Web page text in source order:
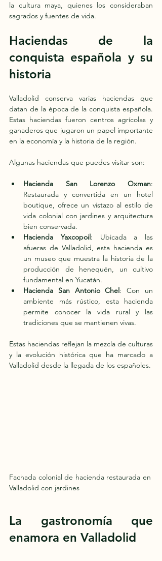
la cultura maya, quienes los consideraban
sagrados y fuentes de vida.
Haciendas de la
conquista española y su
historia
Valladolid conserva varias haciendas que
datan de la época de la conquista española.
Estas haciendas fueron centros agrícolas y
ganaderos que jugaron un papel importante
en la economía y la historia de la región.
Algunas haciendas que puedes visitar son:
Hacienda San Lorenzo Oxman:
Restaurada y convertida en un hotel
boutique, ofrece un vistazo al estilo de
vida colonial con jardines y arquitectura
bien conservada.
Hacienda Yaxcopoil: Ubicada a las
afueras de Valladolid, esta hacienda es
un museo que muestra la historia de la
producción de henequén, un cultivo
fundamental en Yucatán.
Hacienda San Antonio Chel: Con un
ambiente más rústico, esta hacienda
permite conocer la vida rural y las
tradiciones que se mantienen vivas.
Estas haciendas reflejan la mezcla de culturas
y la evolución histórica que ha marcado a
Valladolid desde la llegada de los españoles.
Fachada colonial de hacienda restaurada en
Valladolid con jardines
La gastronomía que
enamora en Valladolid